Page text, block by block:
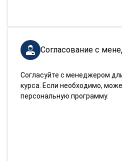
Согласование с
Согласуйте с менеджером
курса. Если необходимо,
персональную программу.